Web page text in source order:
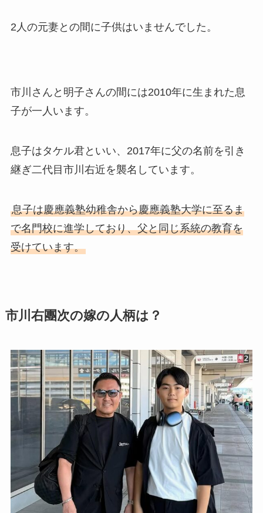
2人の元妻との間に子供はいませんでした。
市川さんと明子さんの間には2010年に生まれた息
子が一人います。
息子はタケル君といい、2017年に父の名前を引き
継ぎ二代目市川右近を襲名しています。
息子は慶應義塾幼稚舎から慶應義塾大学に至るま
で名門校に進学しており、父と同じ系統の教育を
受けています。
市川右團次の嫁の人柄は？